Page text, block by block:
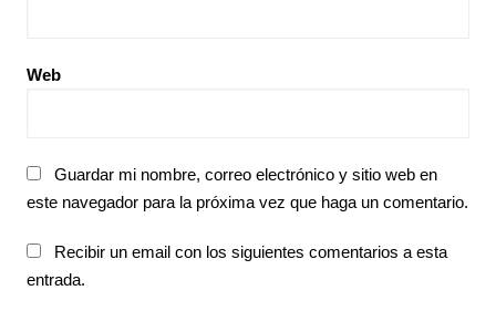
Web
Guardar mi nombre, correo electrónico y sitio web en
este navegador para la próxima vez que haga un comentario.
Recibir un email con los siguientes comentarios a esta
entrada.